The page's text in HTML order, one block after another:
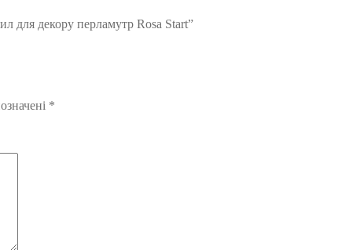
для декору перламутр Rosa Start”
*